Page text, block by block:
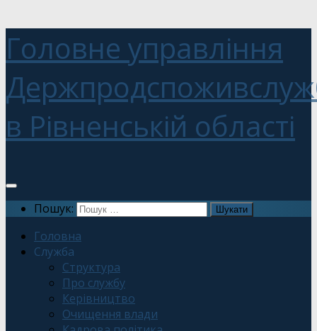
Головне управління
в Рівненській області
Пошук:
Головна
Служба
Структура
Про службу
Керівництво
Очищення влади